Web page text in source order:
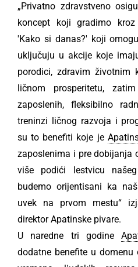
„Privatno zdravstveno
koncept koji gradimo
'Kako si danas?' koji
uključuju u akcije koje
porodici, zdravim životnim
ličnom prosperitetu,
zaposlenih, fleksibilno
treninzi ličnog razvoja i
su to benefiti koje je
zaposlenima i pre dobijanja
više podići lestvicu
budemo orijentisani ka
uvek na prvom mestu“
direktor Apatinske pivare.
U naredne tri godine
dodatne benefite u domenu